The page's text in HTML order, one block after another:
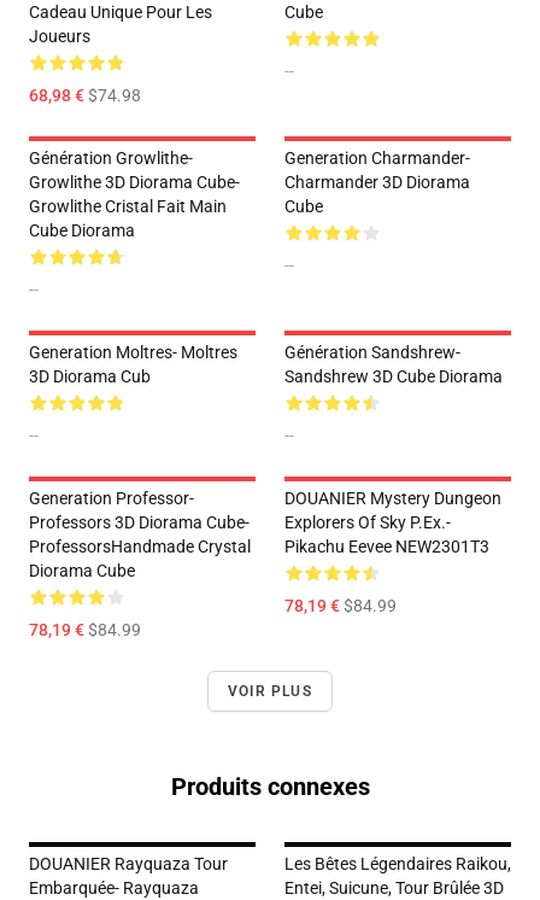
Cadeau Unique Pour Les
Joueurs
68,98 €$74.98
Cube
--
Génération Growlithe-
Growlithe 3D Diorama Cube-
Growlithe Cristal Fait Main
Cube Diorama
--
Generation Charmander-
Charmander 3D Diorama
Cube
--
Generation Moltres- Moltres
3D Diorama Cub
--
Génération Sandshrew-
Sandshrew 3D Cube Diorama
--
Generation Professor-
Professors 3D Diorama Cube-
ProfessorsHandmade Crystal
Diorama Cube
78,19 €$84.99
DOUANIER Mystery Dungeon
Explorers Of Sky P.ex.-
Pikachu Eevee NEW2301T3
78,19 €$84.99
VOIR PLUS
Produits connexes
DOUANIER Rayquaza Tour
Embarquée- Rayquaza
Les Bêtes Légendaires Raikou,
Entei, Suicune, Tour Brûlée 3D